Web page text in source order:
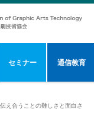
セミナー 通信教育
伝え合うことの難しさと面白さ